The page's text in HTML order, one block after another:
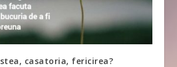
casatoria, fericirea?